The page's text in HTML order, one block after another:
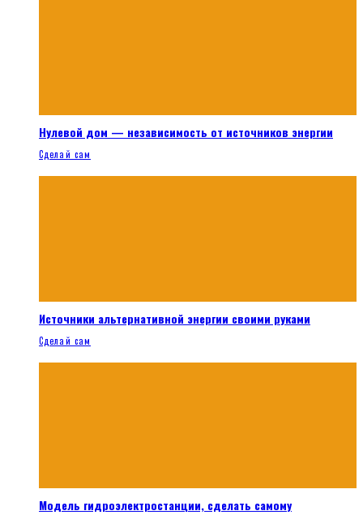
Нулевой дом — независимость от источников энергии
Сделай сам
Источники альтернативной энергии своими руками
Сделай сам
Модель гидроэлектростанции, сделать самому